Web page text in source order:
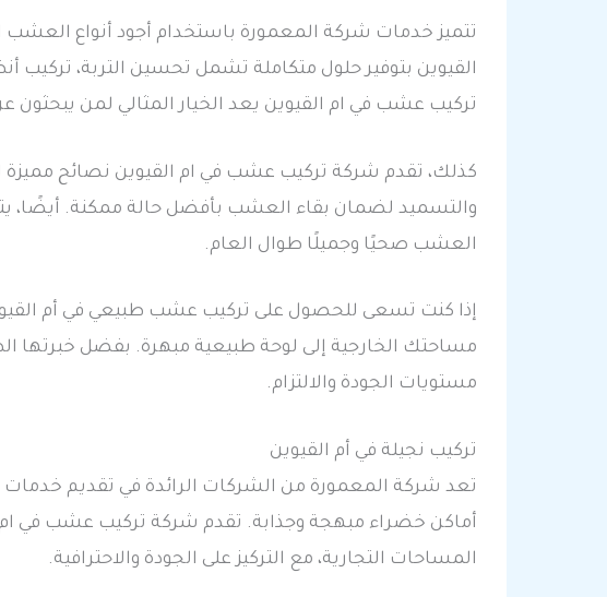
تتميز خدمات شركة المعمورة باستخدام أجود أنواع
القيوين بتوفير حلول متكاملة تشمل تحسين التربة،
تركيب عشب في ام القيوين يعد الخيار المثالي لمن
كذلك، تقدم شركة تركيب عشب في ام القيوين نصائح مميزة
والتسميد لضمان بقاء العشب بأفضل حالة ممكنة. أيضًا،
العشب صحيًا وجميلًا طوال العام.
إذا كنت تسعى للحصول على تركيب عشب طبيعي في أم
مساحتك الخارجية إلى لوحة طبيعية مبهرة. بفضل خبرتها
مستويات الجودة والالتزام.
تركيب نجيلة في أم القيوين
تعد شركة المعمورة من الشركات الرائدة في تقديم خدمات
أماكن خضراء مبهجة وجذابة. تقدم شركة تركيب عشب في ام
المساحات التجارية، مع التركيز على الجودة والاحترافية.